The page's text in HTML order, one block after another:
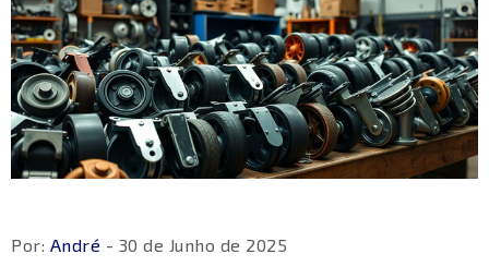
Por: André - 30 de Junho de 2025